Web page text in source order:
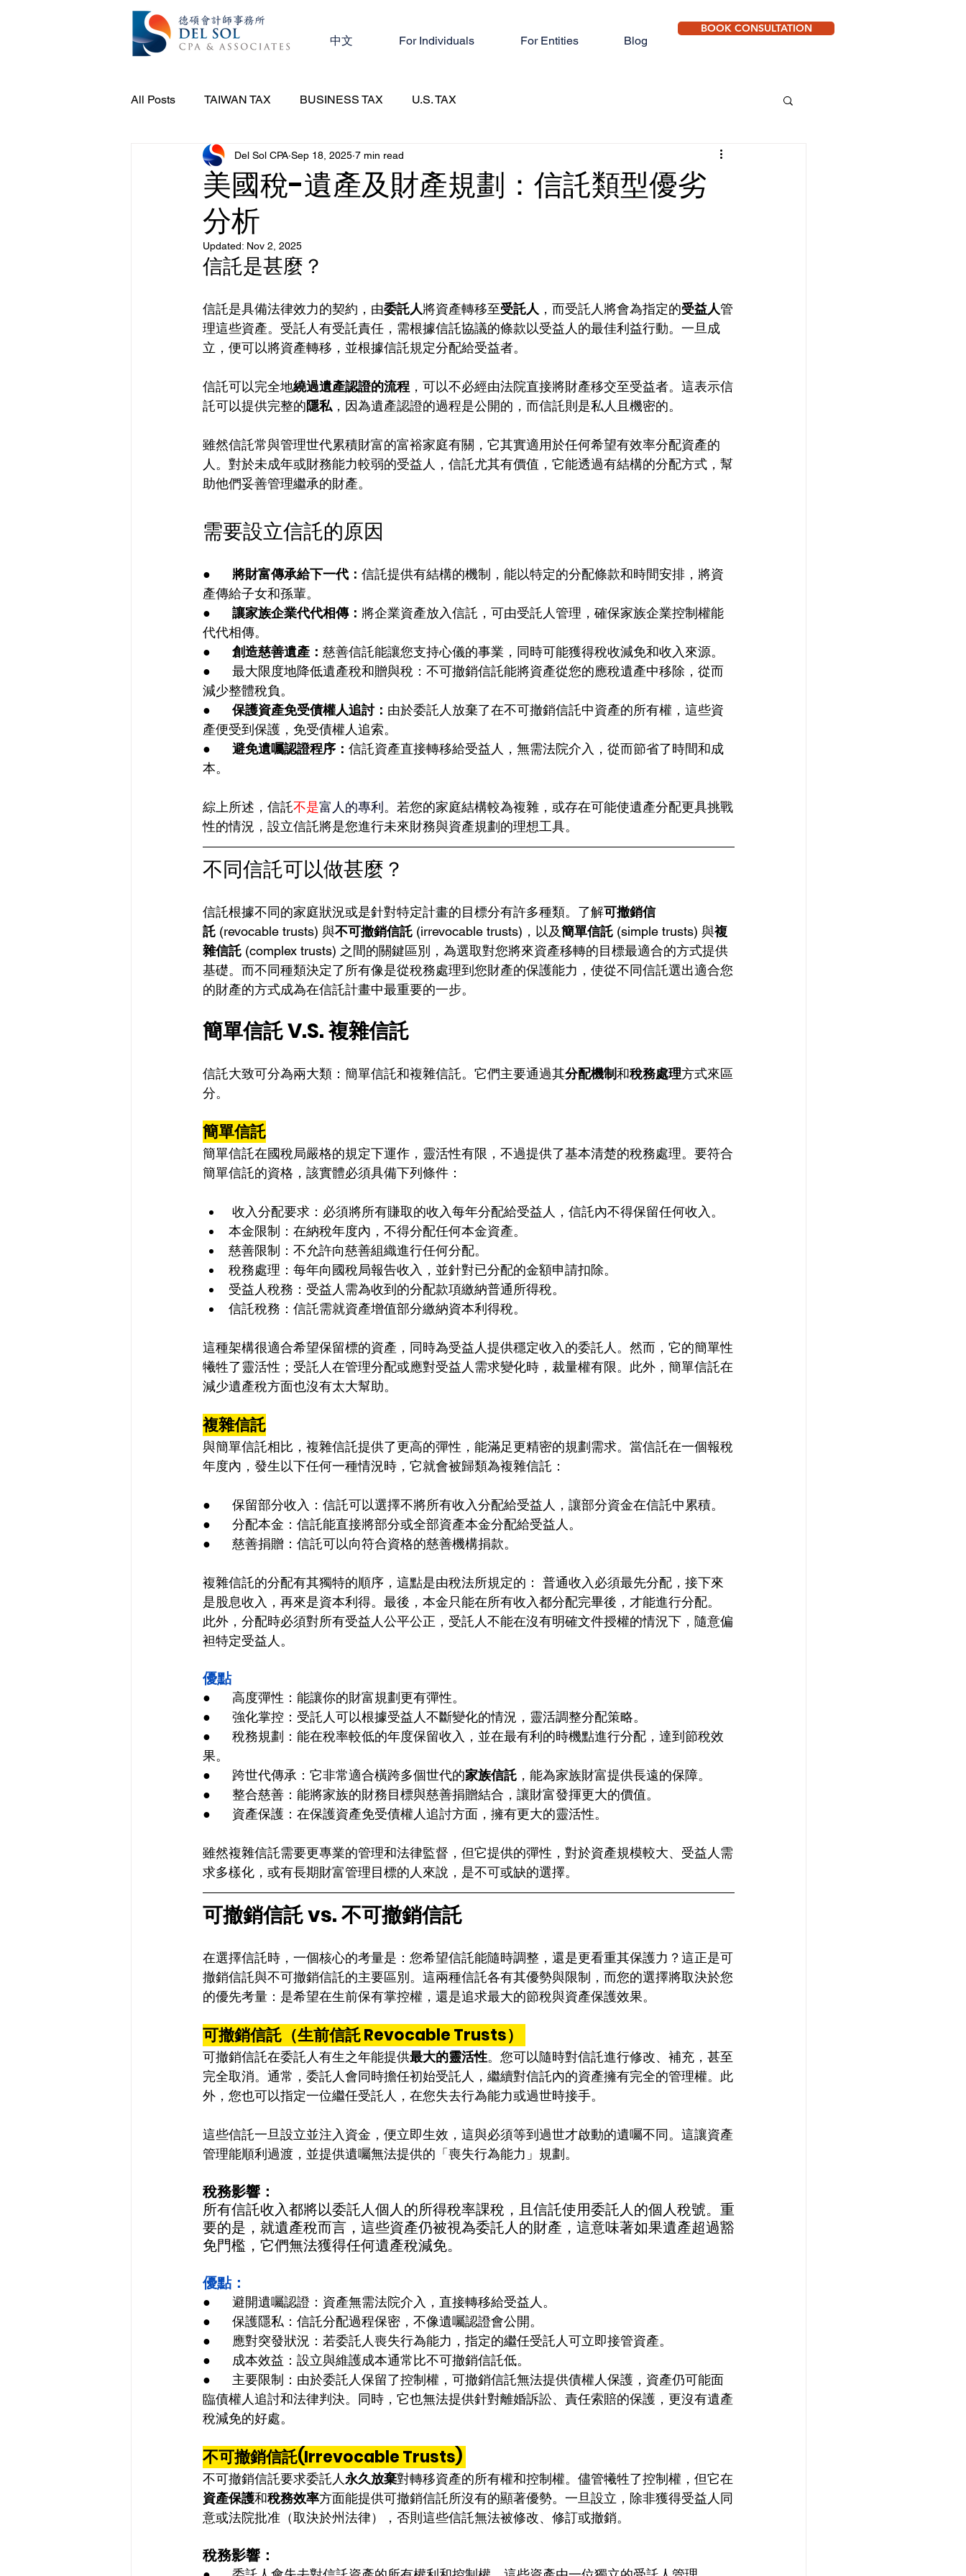
中文 For Individuals For Entities Blog
BOOK CONSULTATION
All Posts TAIWAN TAX BUSINESS TAX U.S. TAX
美國稅-遺產及財產規劃：信託類型優劣
分析
Del Sol CPA Sep 18, 2025 7 min read
Updated: Nov 2, 2025
信託是甚麼？
信託是具備法律效力的契約，由委託人將資產轉移至受託人 ，而受託人將會為指定的受益人管
理這些資產。受託人有受託責任，需根據信託協議的條款以受益人的最佳利益行動。一旦成
立，便可以將資產轉移，並根據信託規定分配給受益者。
信託可以完全地繞過遺產認證的流程 ，可以不必經由法院直接將財產移交至受益者。這表示信
託可以提供完整的隱私 ，因為遺產認證的過程是公開的，而信託則是私人且機密的。
雖然信託常與管理世代累積財富的富裕家庭有關，它其實適用於任何希望有效率分配資產的
人。對於未成年或財務能力較弱的受益人，信託尤其有價值，它能透過有結構的分配方式，幫
助他們妥善管理繼承的財產。
需要設立信託的原因
● 將財富傳承給下一代： 信託提供有結構的機制，能以特定的分配條款和時間安排，將資
產傳給子女和孫輩。
● 讓家族企業代代相傳： 將企業資產放入信託，可由受託人管理，確保家族企業控制權能
代代相傳。
● 創造慈善遺產： 慈善信託能讓您支持心儀的事業，同時可能獲得稅收減免和收入來源。
●      最大限度地降低遺產稅和贈與稅：不可撤銷信託能將資產從您的應稅遺產中移除，從而
減少整體稅負。
● 保護資產免受債權人追討： 由於委託人放棄了在不可撤銷信託中資產的所有權，這些資
產便受到保護，免受債權人追索。
● 避免遺囑認證程序： 信託資產直接轉移給受益人，無需法院介入，從而節省了時間和成
本。
綜上所述，信託不是富人的專利 。若您的家庭結構較為複雜，或存在可能使遺產分配更具挑戰
性的情況，設立信託將是您進行未來財務與資產規劃的理想工具。
不同信託可以做甚麼？
信託根據不同的家庭狀況或是針對特定計畫的目標分有許多種類。了解可撤銷信
託 (revocable trusts) 與不可撤銷信託 (irrevocable trusts)，以及簡單信託 (simple trusts) 與複
雜信託 (complex trusts) 之間的關鍵區別，為選取對您將來資產移轉的目標最適合的方式提供
基礎。而不同種類決定了所有像是從稅務處理到您財產的保護能力，使從不同信託選出適合您
的財產的方式成為在信託計畫中最重要的一步。
簡單信託 V.S. 複雜信託
信託大致可分為兩大類：簡單信託和複雜信託。它們主要通過其分配機制和稅務處理方式來區
分。
簡單信託
簡單信託在國稅局嚴格的規定下運作，靈活性有限，不過提供了基本清楚的稅務處理。要符合
簡單信託的資格，該實體必須具備下列條件：
收入分配要求：必須將所有賺取的收入每年分配給受益人，信託內不得保留任何收入。
本金限制：在納稅年度內，不得分配任何本金資產。
慈善限制：不允許向慈善組織進行任何分配。
稅務處理：每年向國稅局報告收入，並針對已分配的金額申請扣除。
受益人稅務：受益人需為收到的分配款項繳納普通所得稅。
信託稅務：信託需就資產增值部分繳納資本利得稅。
這種架構很適合希望保留標的資產，同時為受益人提供穩定收入的委託人。然而，它的簡單性
犧牲了靈活性；受託人在管理分配或應對受益人需求變化時，裁量權有限。此外，簡單信託在
減少遺產稅方面也沒有太大幫助。
複雜信託
與簡單信託相比，複雜信託提供了更高的彈性，能滿足更精密的規劃需求。當信託在一個報稅
年度內，發生以下任何一種情況時，它就會被歸類為複雜信託：
●      保留部分收入：信託可以選擇不將所有收入分配給受益人，讓部分資金在信託中累積。
●      分配本金：信託能直接將部分或全部資產本金分配給受益人。
●      慈善捐贈：信託可以向符合資格的慈善機構捐款。
複雜信託的分配有其獨特的順序，這點是由稅法所規定的： 普通收入必須最先分配，接下來
是股息收入，再來是資本利得。最後，本金只能在所有收入都分配完畢後，才能進行分配。
此外，分配時必須對所有受益人公平公正，受託人不能在沒有明確文件授權的情況下，隨意偏
袒特定受益人。
優點
●      高度彈性：能讓你的財富規劃更有彈性。
●      強化掌控：受託人可以根據受益人不斷變化的情況，靈活調整分配策略。
●      稅務規劃：能在稅率較低的年度保留收入，並在最有利的時機點進行分配，達到節稅效
果。
●      跨世代傳承：它非常適合橫跨多個世代的家族信託 ，能為家族財富提供長遠的保障。
●      整合慈善：能將家族的財務目標與慈善捐贈結合，讓財富發揮更大的價值。
●      資產保護：在保護資產免受債權人追討方面，擁有更大的靈活性。
雖然複雜信託需要更專業的管理和法律監督，但它提供的彈性，對於資產規模較大、受益人需
求多樣化，或有長期財富管理目標的人來說，是不可或缺的選擇。
可撤銷信託 vs. 不可撤銷信託
在選擇信託時，一個核心的考量是：您希望信託能隨時調整，還是更看重其保護力？這正是可
撤銷信託與不可撤銷信託的主要區別。這兩種信託各有其優勢與限制，而您的選擇將取決於您
的優先考量：是希望在生前保有掌控權，還是追求最大的節稅與資產保護效果。
可撤銷信託（生前信託 Revocable Trusts）
可撤銷信託在委託人有生之年能提供最大的靈活性。您可以隨時對信託進行修改、補充，甚至
完全取消。通常，委託人會同時擔任初始受託人，繼續對信託內的資產擁有完全的管理權。此
外，您也可以指定一位繼任受託人，在您失去行為能力或過世時接手。
這些信託一旦設立並注入資金，便立即生效，這與必須等到過世才啟動的遺囑不同。這讓資產
管理能順利過渡，並提供遺囑無法提供的「喪失行為能力」規劃。
稅務影響：
所有信託收入都將以委託人個人的所得稅率課稅，且信託使用委託人的個人稅號。重
要的是，就遺產稅而言，這些資產仍被視為委託人的財產，這意味著如果遺產超過豁
免門檻，它們無法獲得任何遺產稅減免。
優點：
●      避開遺囑認證：資產無需法院介入，直接轉移給受益人。
●      保護隱私：信託分配過程保密，不像遺囑認證會公開。
●      應對突發狀況：若委託人喪失行為能力，指定的繼任受託人可立即接管資產。
●      成本效益：設立與維護成本通常比不可撤銷信託低。
●      主要限制：由於委託人保留了控制權，可撤銷信託無法提供債權人保護，資產仍可能面
臨債權人追討和法律判決。同時，它也無法提供針對離婚訴訟、責任索賠的保護，更沒有遺產
稅減免的好處。
不可撤銷信託(Irrevocable Trusts)
不可撤銷信託要求委託人 永久放棄對轉移資產的所有權和控制權。儘管犧牲了控制權，但它在
資產保護和稅務效率方面能提供可撤銷信託所沒有的顯著優勢。一旦設立，除非獲得受益人同
意或法院批准（取決於州法律），否則這些信託無法被修改、修訂或撤銷。
稅務影響：